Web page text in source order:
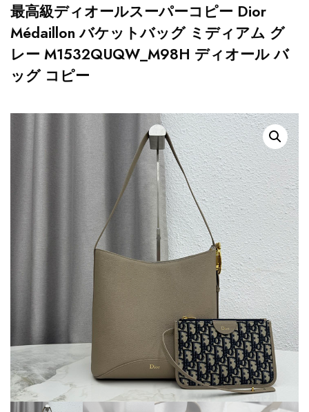
最高級ディオールスーパーコピー Dior
Médaillon バケットバッグ ミディアム グ
レー M1532QUQW_M98H ディオール バ
ッグ コピー